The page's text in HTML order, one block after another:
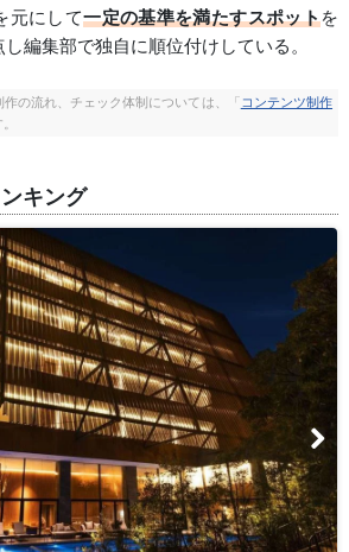
元にして一定の基準を満たすスポットを
編集部で独自に順位付けしている。
の流れ、チェック体制については、「 コンテンツ制作
キング